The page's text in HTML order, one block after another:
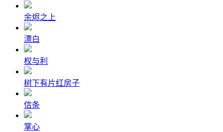
余烬之上
漂白
权与利
树下有片红房子
信条
掌心